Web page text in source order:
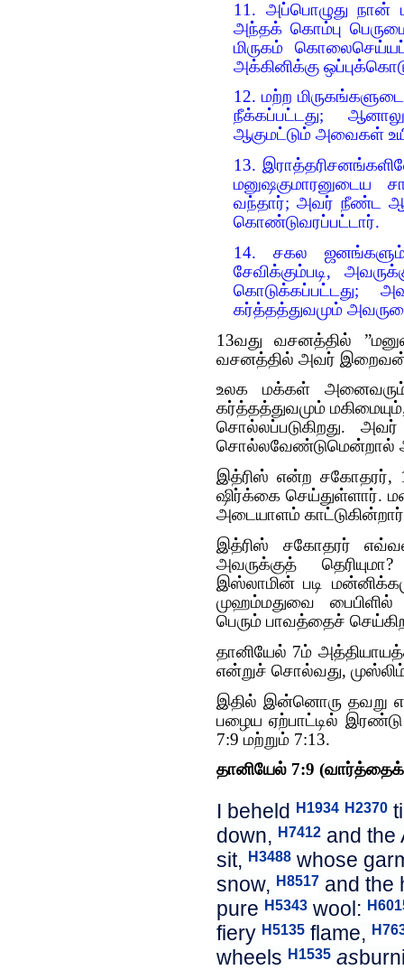
11. அப்பொழுது நான்
அந்தக் கொம்பு
மிருகம்
அக்கினிக்கு
12. மற்ற
நீக்கப்பட்டது;
ஆகுமட்டும் அவைகள்
13.
மனுஷகுமாரனுடைய
வந்தார்; அவர் நீண்ட
கொண்டுவரப்பட்டார்.
14. சகல ஜனங்களும்
சேவிக்கும்படி,
கொடுக்கப்பட்டது;
கர்த்தத்துவமும்
13வது வசனத்தில்
வசனத்தில் அவர் இறைவன்
உலக மக்கள் அனைவரும்
கர்த்தத்துவமும்
சொல்லப்படுகிறது. அவர்
சொல்லவேண்டுமென்றால்
இத்ரிஸ் என்ற சகோதரர்,
ஷிர்க்கை செய்துள்ளார்.
அடையாளம்
இத்ரிஸ் சகோதரர்
அவருக்குத்
இஸ்லாமின் படி
முஹம்மதுவை பைபிளில்
பெரும் பாவத்தைச்
தானியேல் 7ம்
என்றுச் சொல்வது,
இதில் இன்னொரு தவறு
பழைய ஏற்பாட்டில்
7:9 மற்றும் 7:13.
தானியேல் 7:9
I beheld H1934 H2370
down, H7412 and the
sit, H3488 whose
snow, H8517 and the
pure H5343 wool:
fiery H5135 flame,
wheels H1535 as